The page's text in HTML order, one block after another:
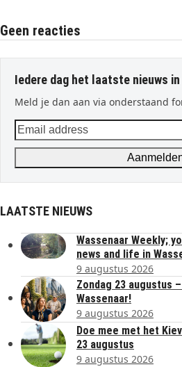
Geen reacties
Iedere dag het laatste nieuws in
Meld je dan aan via onderstaand
Email
address
LAATSTE NIEUWS
Wassenaar Weekly;
news and life in
9 augustus 2026
Zondag 23 augustus
Wassenaar!
9 augustus 2026
Doe mee met het
23 augustus
9 augustus 2026